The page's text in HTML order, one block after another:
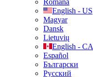
Română
English - US
Magyar
Dansk
Lietuvių
English - CA
Español
Български
Русский